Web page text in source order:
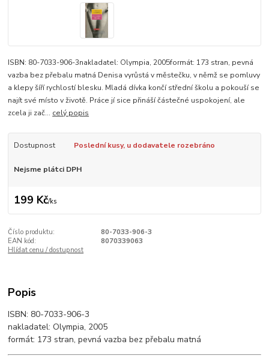
ISBN: 80-7033-906-3nakladatel: Olympia, 2005formát: 173 stran, pevná
vazba bez přebalu matná Denisa vyrůstá v městečku, v němž se pomluvy
a klepy šíří rychlostí blesku. Mladá dívka končí střední školu a pokouší se
najít své místo v životě. Práce jí sice přináší částečné uspokojení, ale
zcela ji zač... celý popis
Dostupnost Poslední kusy, u dodavatele rozebráno
Nejsme plátci DPH
199 Kč/ks
Číslo produktu:
80-7033-906-3
EAN kód:
8070339063
Hlídat cenu / dostupnost
Popis
ISBN: 80-7033-906-3
nakladatel: Olympia, 2005
formát: 173 stran, pevná vazba bez přebalu matná